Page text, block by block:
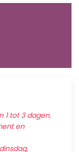
1 tot 3 dagen.
en